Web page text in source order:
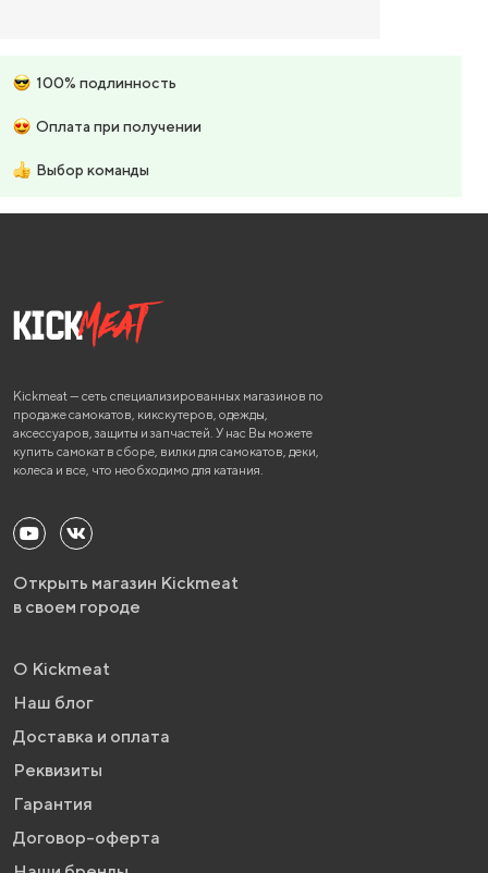
100% подлинность
Оплата при получении
Выбор команды
Kickmeat — сеть специализированных магазинов по
продаже самокатов, кикскутеров, одежды,
аксессуаров, защиты и запчастей. У нас Вы можете
купить самокат в сборе, вилки для самокатов, деки,
колеса и все, что необходимо для катания.
Открыть магазин Kickmeat
в своем городе
О Kickmeat
Наш блог
Доставка и оплата
Реквизиты
Гарантия
Договор-оферта